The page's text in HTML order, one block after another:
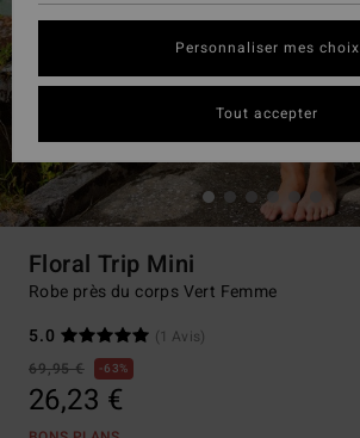
Floral Trip Mini
Robe près du corps Vert Femme
5.0
(1 Avis)
69,95 €
63%
26,23 €
Personnaliser mes choix
Tout accepter